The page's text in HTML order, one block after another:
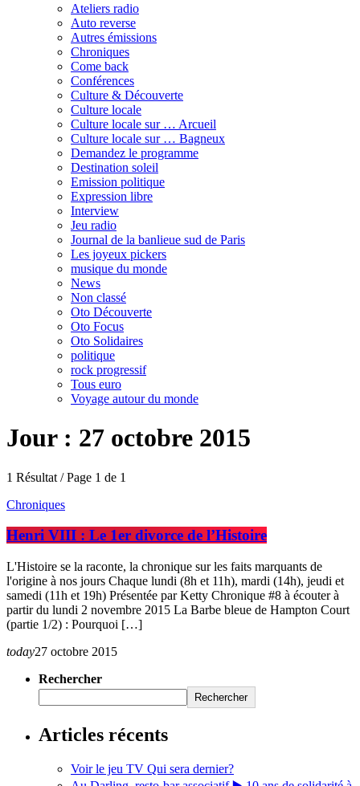
Ateliers radio
Auto reverse
Autres émissions
Chroniques
Come back
Conférences
Culture & Découverte
Culture locale
Culture locale sur … Arcueil
Culture locale sur … Bagneux
Demandez le programme
Destination soleil
Emission politique
Expression libre
Interview
Jeu radio
Journal de la banlieue sud de Paris
Les joyeux pickers
musique du monde
News
Non classé
Oto Découverte
Oto Focus
Oto Solidaires
politique
rock progressif
Tous euro
Voyage autour du monde
Jour : 27 octobre 2015
1 Résultat / Page 1 de 1
Chroniques
Henri VIII : Le 1er divorce de l’Histoire
L'Histoire se la raconte, la chronique sur les faits marquants de
l'origine à nos jours Chaque lundi (8h et 11h), mardi (14h), jeudi et
samedi (11h et 19h) Présentée par Ketty Chronique #8 à écouter à
partir du lundi 2 novembre 2015 La Barbe bleue de Hampton Court
(partie 1/2) : Pourquoi […]
today27 octobre 2015
Rechercher
Rechercher
Articles récents
Voir le jeu TV Qui sera dernier?